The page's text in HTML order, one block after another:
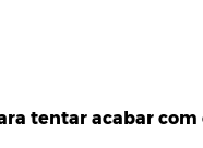
tentar acabar